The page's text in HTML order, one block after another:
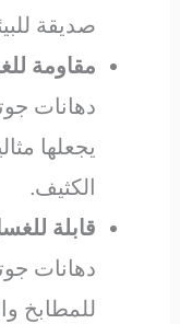
صديقة
مقاومة
دهانات
يجعلها
الكثيف.
قابلة
دهانات
للمطابخ